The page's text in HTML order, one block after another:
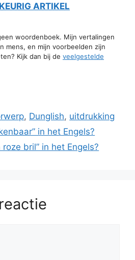
ARTIKEL
woordenboek. Mijn vertalingen
mens, en mijn voorbeelden zijn
Kijk dan bij de veelgestelde
, Dunglish, uitdrukking
in het Engels?
roze bril” in het Engels?